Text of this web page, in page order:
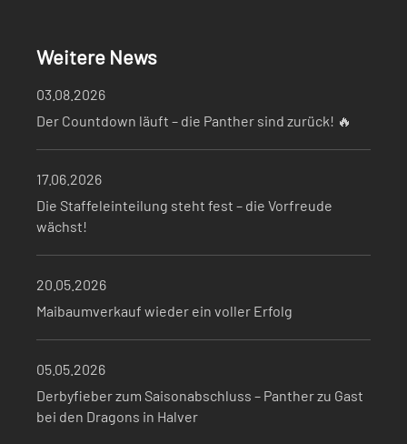
Weitere News
03.08.2026
Der Countdown läuft – die Panther sind zurück! 🔥
17.06.2026
Die Staffeleinteilung steht fest – die Vorfreude
wächst!
20.05.2026
Maibaumverkauf wieder ein voller Erfolg
05.05.2026
Derbyfieber zum Saisonabschluss – Panther zu Gast
bei den Dragons in Halver